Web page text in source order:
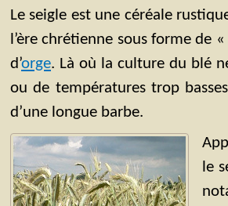
Le seigle est une céréale
l’ère chrétienne sous forme de
d’orge. Là où la culture du blé
ou de températures trop
d’une longue barbe.
le